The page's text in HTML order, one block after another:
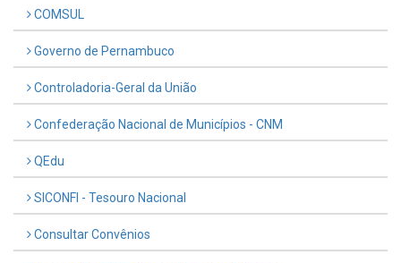
COMSUL
Governo de Pernambuco
Controladoria-Geral da União
Confederação Nacional de Municípios - CNM
QEdu
SICONFI - Tesouro Nacional
Consultar Convênios